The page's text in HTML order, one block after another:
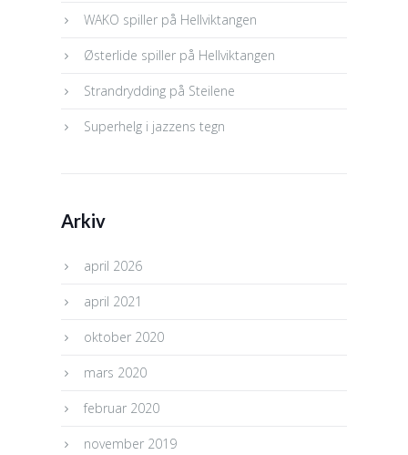
WAKO spiller på Hellviktangen
Østerlide spiller på Hellviktangen
Strandrydding på Steilene
Superhelg i jazzens tegn
Arkiv
april 2026
april 2021
oktober 2020
mars 2020
februar 2020
november 2019